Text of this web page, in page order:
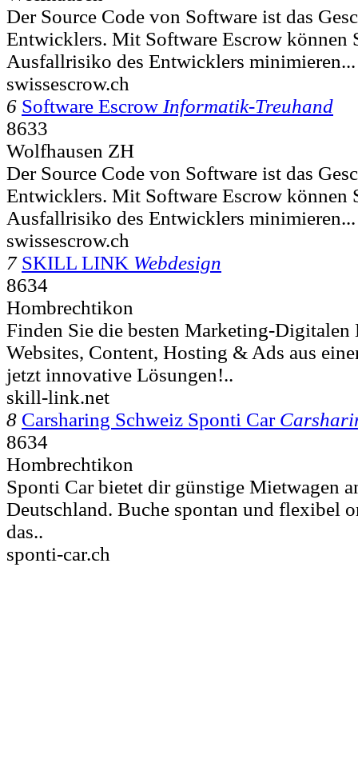
Der Source Code von Software ist das
Entwicklers. Mit Software Escrow können
Ausfallrisiko des Entwicklers minimieren...
swissescrow.ch
6 Software Escrow Informatik-Treuhand
8633
Wolfhausen ZH
Der Source Code von Software ist das
Entwicklers. Mit Software Escrow können
Ausfallrisiko des Entwicklers minimieren...
swissescrow.ch
7 SKILL LINK Webdesign
8634
Hombrechtikon
Finden Sie die besten Marketing-
Websites, Content, Hosting & Ads aus
jetzt innovative Lösungen!..
skill-link.net
8 Carsharing Schweiz Sponti Car
8634
Hombrechtikon
Sponti Car bietet dir günstige Mietwagen
Deutschland. Buche spontan und flexibel
das..
sponti-car.ch